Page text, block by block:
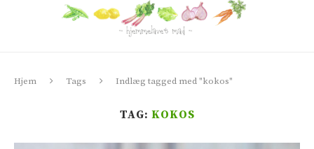
Hjem Tags Indlæg tagged med "kokos"
TAG: KOKOS